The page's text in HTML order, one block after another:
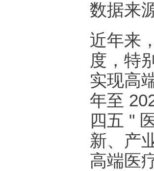
数据来
近年来
度，特
实现高
年至
四五 "
新、产
高端医